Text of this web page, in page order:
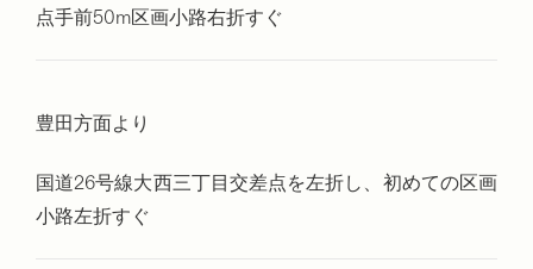
点手前50m区画小路右折すぐ
豊田方面より
国道26号線大西三丁目交差点を左折し、初めての区画
小路左折すぐ